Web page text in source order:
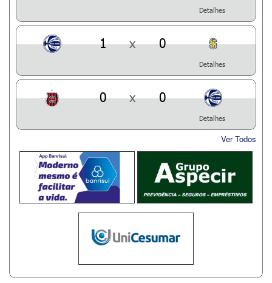
Detalhes
1 x 0
Detalhes
0 x 0
Detalhes
Ver Todos